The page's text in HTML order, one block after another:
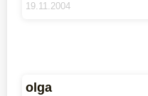
19.11.2004
olga